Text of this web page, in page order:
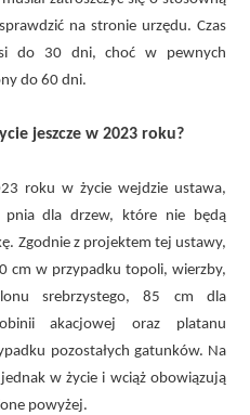
na stronie urzędu. Czas
do 30 dni, choć w pewnych
do 60 dni.
jeszcze w 2023 roku?
roku w życie wejdzie ustawa,
dla drzew, które nie będą
Zgodnie z projektem tej ustawy,
cm w przypadku topoli, wierzby,
srebrzystego, 85 cm dla
akacjowej oraz platanu
pozostałych gatunków. Na
w życie i wciąż obowiązują
powyżej.